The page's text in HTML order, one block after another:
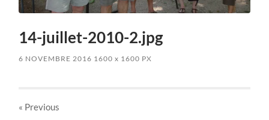
14-juillet-2010-2.jpg
6 NOVEMBRE 2016 1600x 1600 PX
« Previous